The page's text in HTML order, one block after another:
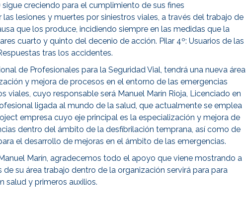
creciendo para el cumplimiento de sus fines
lesiones y muertes por siniestros viales, a través del trabajo de
que los produce, incidiendo siempre en las medidas que la
cuarto y quinto del decenio de acción. Pilar 4º: Usuarios de las
tras los accidentes.
de Profesionales para la Seguridad Vial, tendrá una nueva área
y mejora de procesos en el entorno de las emergencias
viales, cuyo responsable será Manuel Marín Rioja, Licenciado en
ligada al mundo de la salud, que actualmente se emplea
empresa cuyo eje principal es la especialización y mejora de
dentro del ámbito de la desfibrilación temprana, así como de
el desarrollo de mejoras en el ámbito de las emergencias.
Marín, agradecemos todo el apoyo que viene mostrando a
su área trabajo dentro de la organización servirá para para
salud y primeros auxilios.